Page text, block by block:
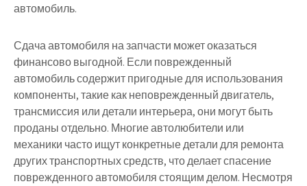
автомобиль.
Сдача автомобиля на запчасти может оказаться
финансово выгодной. Если поврежденный
автомобиль содержит пригодные для использования
компоненты, такие как неповрежденный двигатель,
трансмиссия или детали интерьера, они могут быть
проданы отдельно. Многие автолюбители или
механики часто ищут конкретные детали для ремонта
других транспортных средств, что делает спасение
поврежденного автомобиля стоящим делом. Несмотря